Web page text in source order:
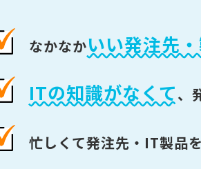
なかなかいい発注先
ITの知識がなくて、
忙しくて発注先・IT製品